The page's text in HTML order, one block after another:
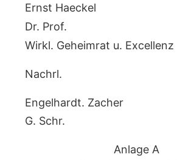
Ernst Haeckel
Dr. Prof.
Wirkl. Geheimrat u. Excellenz
Nachrl.
Engelhardt. Zacher
G. Schr.
Anlage A